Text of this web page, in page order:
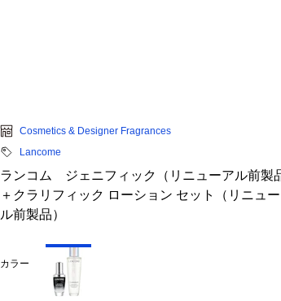
Cosmetics & Designer Fragrances
Lancome
ランコム ジェニフィック（リニューアル前製
＋クラリフィック ローション セット（リニュ
ル前製品）
カラー